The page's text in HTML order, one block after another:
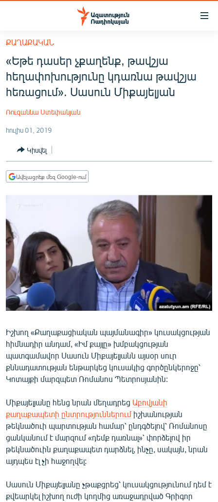
Մատչելիության
հիմնական
բովանդակությանը
Անցնել
հիմնական
մենյուին
ՀԱՅԱՍՏԱՆ
ՔԱՂԱՔԱԿԱՆ
ՏՆՏԵՍՈՒԹՅՈՒՆ
ՂԱՐԱԲԱՂ
ՄԻՋԱԶԳԱՅԻՆ
ՄՇԱԿՈՒՅԹ
ՍՊՈՐՏ
ՄԵԿՆԱԲԱՆՈՒԹՅՈՒՆ
ՏՏ ԵՒ ԻՆՏԵՐՆԵՏ
ԱՐԽԻՎ
ՏԵՍԱՆՅՈՒԹԵՐ
ԲԱՆԱՎԵՃ
ՁԳՏԵԼՈՎ ԼԱՎԱԳՈՒՅՆԻՆ
ՓՈԴՔԱՍԹ
Հայերեն
English
Русский
ՀԵՏԵՎԵՔ ՄԵԶ
ՔԱՂԱՔԱԿԱՆ
«Եթե դասեր չքաղենք, թավշյա
հեղափոխությունը կդառնա թավշյա
հեռացում». Սասուն Միքայելյան
Ռուզաննա Ստեփանյան
հուլիս 01, 2019
Կիսվել
Ավելացրեք մեզ Google-ում
Իշխող «Քաղաքացիական պայմանագիր» կուսակցության
հիմնադիր անդամ, «Իմ քայլը» խմբակցության
պատգամավոր Սասուն Միքայելյանն այսօր սուր
քննադատության ենթարկեց կուսակից գործընկերոջը՝
Կոտայքի մարզպետ Ռոմանոս Պետրոսյանին:
Միքայելյանը հենց նրան մեղադրեց Աբովյանի
քաղաքապետի ընտրություններում իշխանության
թեկնածուի պարտության համար՝ ընդգծելով՝ Ռոմանոսը
ցանկանում է մարզում «դեմք դառնալ»՝ փորձելով իր
թեկնածուին քաղաքապետ դարձնել, ինչը, սակայն, նրան
այդպես էլ չի հաջողվել:
Սասուն Միքայելյանը չթաքցրեց՝ կուսակցությունում դեմ է
քվեարկել իշխող ուժի կողմից առաջադրված Գրիգոր